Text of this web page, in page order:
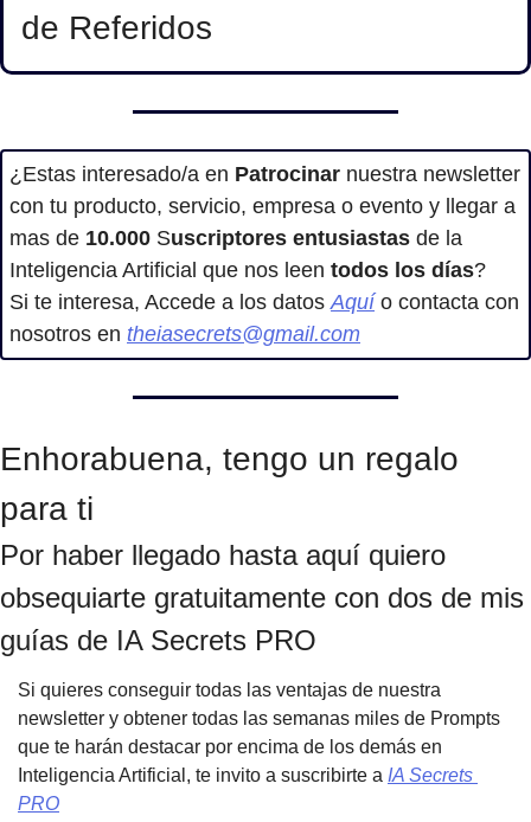
de Referidos
¿Estas interesado/a en Patrocinar nuestra newsletter
con tu producto, servicio, empresa o evento y llegar a
mas de 10.000 Suscriptores entusiastas de la
Inteligencia Artificial que nos leen todos los días?
Si te interesa, Accede a los datos Aquí o contacta con
nosotros en theiasecrets@gmail.com
Enhorabuena, tengo un regalo
para ti
Por haber llegado hasta aquí quiero
obsequiarte gratuitamente con dos de mis
guías de IA Secrets PRO
Si quieres conseguir todas las ventajas de nuestra
newsletter y obtener todas las semanas miles de Prompts
que te harán destacar por encima de los demás en
Inteligencia Artificial, te invito a suscribirte a IA Secrets
PRO